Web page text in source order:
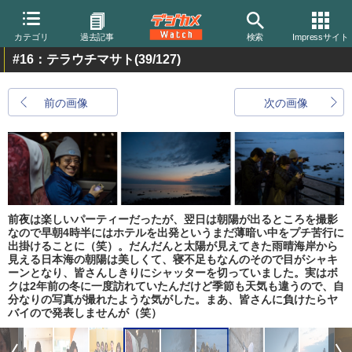
カテゴリ 過去記事 検索 Impressサイト
#16：テラウチマサト(39/127)
前の画像 次の画像
前夜は楽しいパーティーだったが、翌日は朝陽が出るところを撮影
なので早朝4時半にはホテルを出発というまだ薄暗い中をプチ苦行に
出掛けることに（笑）。だんだんと太陽が見えてきた雨晴海岸から
見える日本海の朝陽は美しくて、寝不足もなんのそので目がシャキ
ーンとなり、皆さんしきりにシャッターを切っていました。実はボ
クは2年前の冬に一度訪れていたんだけど季節も天気も違うので、自
分なりの写真が撮れたような気がした。まあ、皆さんに負けたらヤ
バイので発表しませんが（笑）